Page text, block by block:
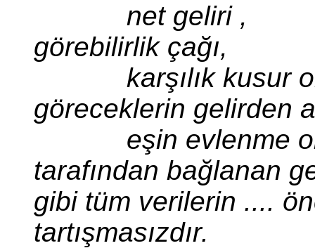
net geliri ,
görebilirlik çağı,
karşılık kusur
göreceklerin gelirden
eşin evlenme
tarafından bağlanan
gibi tüm verilerin ....
tartışmasızdır.